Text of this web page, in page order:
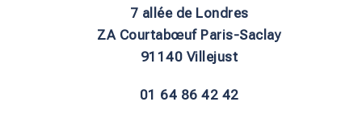
7 allée de Londres
ZA Courtabœuf Paris-Saclay
91140 Villejust
01 64 86 42 42